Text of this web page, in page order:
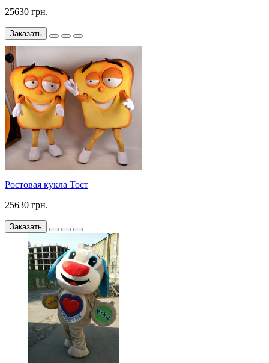
25630 грн.
Заказать
Ростовая кукла Тост
25630 грн.
Заказать